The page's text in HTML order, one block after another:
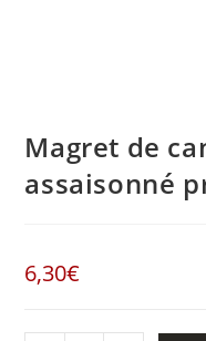
Magret de
assaisonné
6,30€